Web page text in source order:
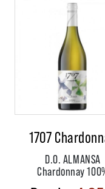
1707
D.O. ALMANSA
Chardonnay